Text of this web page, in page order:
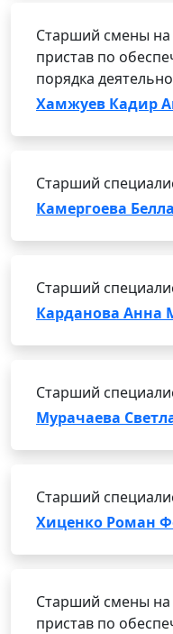
Старший смены на
пристав по
порядка
Хамжуев Кадир
Старший
Камергоева
Старший
Карданова Анна
Старший
Мурачаева
Старший
Хиценко Роман
Старший смены на
пристав по